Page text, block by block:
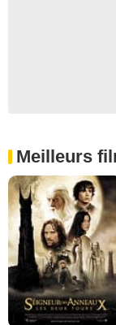
Meilleurs